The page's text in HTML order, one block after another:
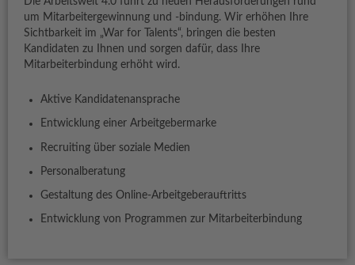
um Mitarbeitergewinnung und -bindung. Wir erhöhen Ihre
Sichtbarkeit im „War for Talents“, bringen die besten
Kandidaten zu Ihnen und sorgen dafür, dass Ihre
Mitarbeiterbindung erhöht wird.
Aktive Kandidatenansprache
Entwicklung einer Arbeitgebermarke
Recruiting über soziale Medien
Personalberatung
Gestaltung des Online-Arbeitgeberauftritts
Entwicklung von Programmen zur Mitarbeiterbindung